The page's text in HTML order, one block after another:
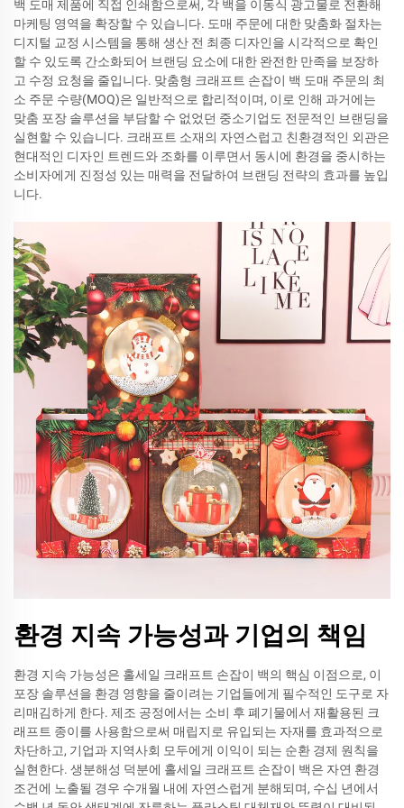
백 도매 제품에 직접 인쇄함으로써, 각 백을 이동식 광고물로 전환해
마케팅 영역을 확장할 수 있습니다. 도매 주문에 대한 맞춤화 절차는
디지털 교정 시스템을 통해 생산 전 최종 디자인을 시각적으로 확인
할 수 있도록 간소화되어 브랜딩 요소에 대한 완전한 만족을 보장하
고 수정 요청을 줄입니다. 맞춤형 크래프트 손잡이 백 도매 주문의 최
소 주문 수량(MOQ)은 일반적으로 합리적이며, 이로 인해 과거에는
맞춤 포장 솔루션을 부담할 수 없었던 중소기업도 전문적인 브랜딩을
실현할 수 있습니다. 크래프트 소재의 자연스럽고 친환경적인 외관은
현대적인 디자인 트렌드와 조화를 이루면서 동시에 환경을 중시하는
소비자에게 진정성 있는 매력을 전달하여 브랜딩 전략의 효과를 높입
니다.
환경 지속 가능성과 기업의 책임
환경 지속 가능성은 홀세일 크래프트 손잡이 백의 핵심 이점으로, 이
포장 솔루션을 환경 영향을 줄이려는 기업들에게 필수적인 도구로 자
리매김하게 한다. 제조 공정에서는 소비 후 폐기물에서 재활용된 크
래프트 종이를 사용함으로써 매립지로 유입되는 자재를 효과적으로
차단하고, 기업과 지역사회 모두에게 이익이 되는 순환 경제 원칙을
실현한다. 생분해성 덕분에 홀세일 크래프트 손잡이 백은 자연 환경
조건에 노출될 경우 수개월 내에 자연스럽게 분해되며, 수십 년에서